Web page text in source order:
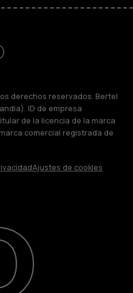
derechos reservados. Bertel
ID de empresa
de la licencia de la marca
comercial registrada de
Ajustes de cookies